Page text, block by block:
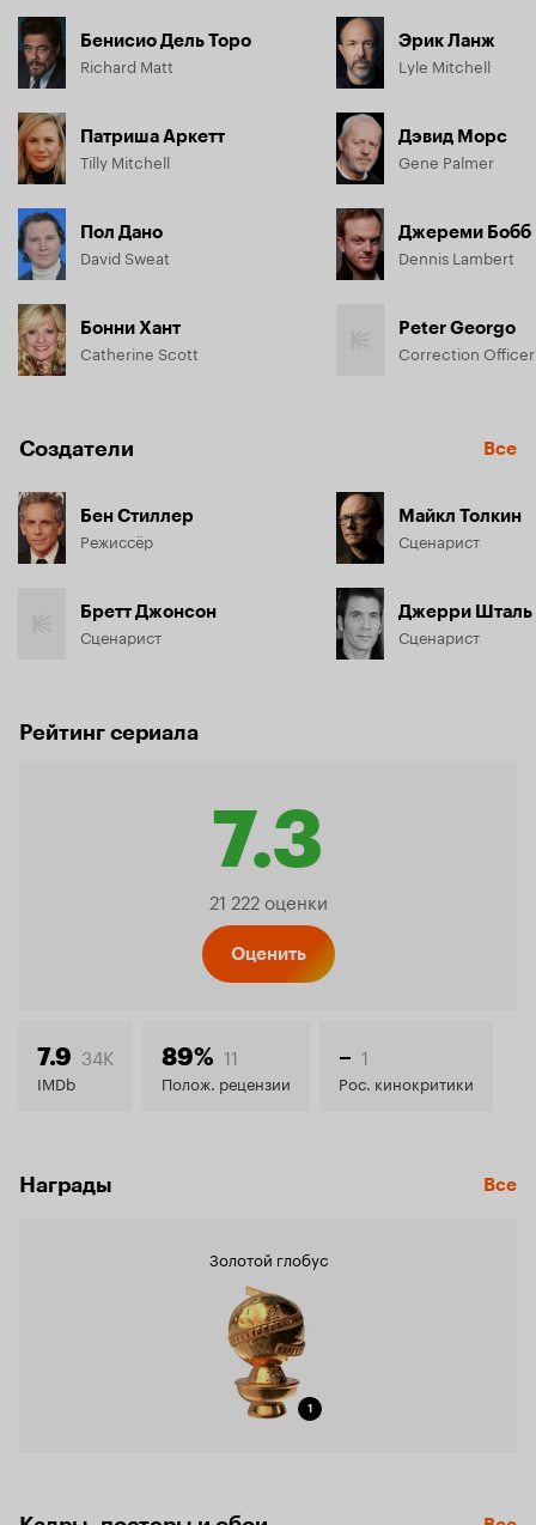
Бенисио Дель Торо
Richard Matt
Патриша Аркетт
Tilly Mitchell
Пол Дано
David Sweat
Бонни Хант
Catherine Scott
Эрик Ланж
Lyle Mitchell
Дэвид Морс
Gene Palmer
Джереми Бобб
Dennis Lambert
Peter Georgo
Correction
Создатели Все
Бен Стиллер
Режиссёр
Бретт Джонсон
Сценарист
Майкл Толкин
Сценарист
Джерри Шталь
Сценарист
Рейтинг сериала
7.3
Рейтинг
7.3
21 222 оценки
Оценить
7.9 34K
IMDb
89% 11
Полож. рецензии
– 1
Рос. кинокритики
Награды Все
Золотой глобус
1